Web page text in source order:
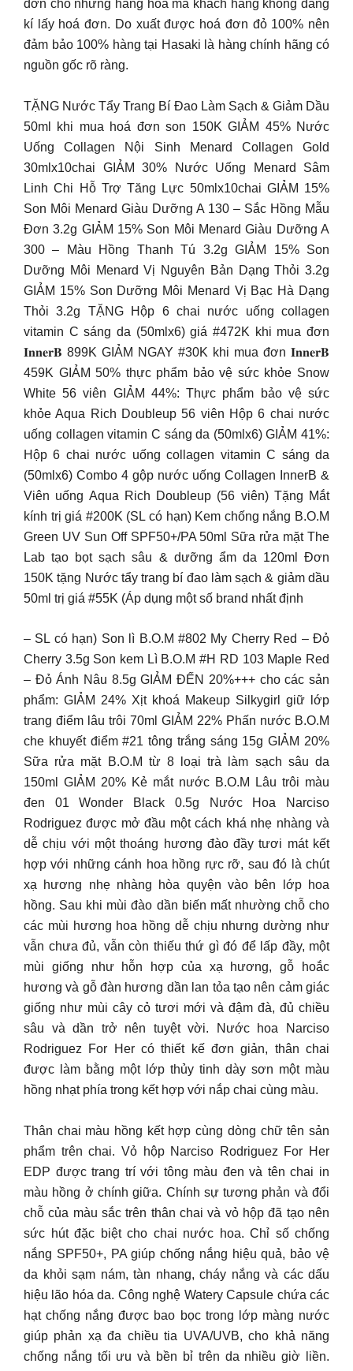
đơn cho những hàng hoá mà khách hàng không đăng
kí lấy hoá đơn. Do xuất được hoá đơn đỏ 100% nên
đảm bảo 100% hàng tại Hasaki là hàng chính hãng có
nguồn gốc rõ ràng.
TẶNG Nước Tẩy Trang Bí Đao Làm Sạch & Giảm Dầu
50ml khi mua hoá đơn son 150K GIẢM 45% Nước
Uống Collagen Nội Sinh Menard Collagen Gold
30mlx10chai GIẢM 30% Nước Uống Menard Sâm
Linh Chi Hỗ Trợ Tăng Lực 50mlx10chai GIẢM 15%
Son Môi Menard Giàu Dưỡng A 130 – Sắc Hồng Mẫu
Đơn 3.2g GIẢM 15% Son Môi Menard Giàu Dưỡng A
300 – Màu Hồng Thanh Tú 3.2g GIẢM 15% Son
Dưỡng Môi Menard Vị Nguyên Bản Dạng Thỏi 3.2g
GIẢM 15% Son Dưỡng Môi Menard Vị Bạc Hà Dạng
Thỏi 3.2g TẶNG Hộp 6 chai nước uống collagen
vitamin C sáng da (50mlx6) giá #472K khi mua đơn
𝐈𝐧𝐧𝐞𝐫𝐁 899K GIẢM NGAY #30K khi mua đơn 𝐈𝐧𝐧𝐞𝐫𝐁
459K GIẢM 50% thực phẩm bảo vệ sức khỏe Snow
White 56 viên GIẢM 44%: Thực phẩm bảo vệ sức
khỏe Aqua Rich Doubleup 56 viên Hộp 6 chai nước
uống collagen vitamin C sáng da (50mlx6) GIẢM 41%:
Hộp 6 chai nước uống collagen vitamin C sáng da
(50mlx6) Combo 4 gộp nước uống Collagen InnerB &
Viên uống Aqua Rich Doubleup (56 viên) Tặng Mắt
kính trị giá #200K (SL có hạn) Kem chống nắng B.O.M
Green UV Sun Off SPF50+/PA 50ml Sữa rửa mặt The
Lab tạo bọt sạch sâu & dưỡng ẩm da 120ml Đơn
150K tặng Nước tẩy trang bí đao làm sạch & giảm dầu
50ml trị giá #55K (Áp dụng một số brand nhất định
– SL có hạn) Son lì B.O.M #802 My Cherry Red – Đỏ
Cherry 3.5g Son kem Lì B.O.M #H RD 103 Maple Red
– Đỏ Ánh Nâu 8.5g GIẢM ĐẾN 20%+++ cho các sản
phẩm: GIẢM 24% Xịt khoá Makeup Silkygirl giữ lớp
trang điểm lâu trôi 70ml GIẢM 22% Phấn nước B.O.M
che khuyết điểm #21 tông trắng sáng 15g GIẢM 20%
Sữa rửa mặt B.O.M từ 8 loại trà làm sạch sâu da
150ml GIẢM 20% Kẻ mắt nước B.O.M Lâu trôi màu
đen 01 Wonder Black 0.5g Nước Hoa Narciso
Rodriguez được mở đầu một cách khá nhẹ nhàng và
dễ chịu với một thoáng hương đào đầy tươi mát kết
hợp với những cánh hoa hồng rực rỡ, sau đó là chút
xạ hương nhẹ nhàng hòa quyện vào bên lớp hoa
hồng. Sau khi mùi đào dần biến mất nhường chỗ cho
các mùi hương hoa hồng dễ chịu nhưng dường như
vẫn chưa đủ, vẫn còn thiếu thứ gì đó để lấp đầy, một
mùi giống như hỗn hợp của xạ hương, gỗ hoắc
hương và gỗ đàn hương dần lan tỏa tạo nên cảm giác
giống như mùi cây cỏ tươi mới và đậm đà, đủ chiều
sâu và dần trở nên tuyệt vời. Nước hoa Narciso
Rodriguez For Her có thiết kế đơn giản, thân chai
được làm bằng một lớp thủy tinh dày sơn một màu
hồng nhạt phía trong kết hợp với nắp chai cùng màu.
Thân chai màu hồng kết hợp cùng dòng chữ tên sản
phẩm trên chai. Vỏ hộp Narciso Rodriguez For Her
EDP được trang trí với tông màu đen và tên chai in
màu hồng ở chính giữa. Chính sự tương phản và đổi
chỗ của màu sắc trên thân chai và vỏ hộp đã tạo nên
sức hút đặc biệt cho chai nước hoa. Chỉ số chống
nắng SPF50+, PA giúp chống nắng hiệu quả, bảo vệ
da khỏi sạm nám, tàn nhang, cháy nắng và các dấu
hiệu lão hóa da. Công nghệ Watery Capsule chứa các
hạt chống nắng được bao bọc trong lớp màng nước
giúp phản xạ đa chiều tia UVA/UVB, cho khả năng
chống nắng tối ưu và bền bỉ trên da nhiều giờ liền.